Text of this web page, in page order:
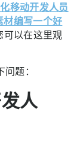
移动开发人员
材编写一个好
可以在这里观
题：
人